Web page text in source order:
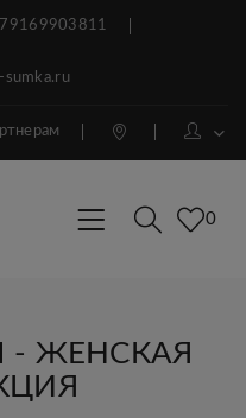
sumka.ru
0
- ЖЕНСКАЯ